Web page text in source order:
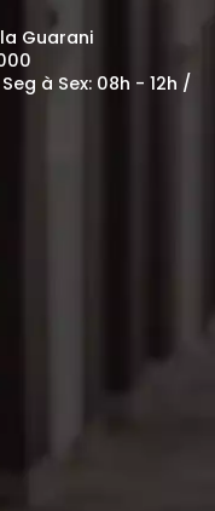
Guarani
à Sex: 08h - 12h /